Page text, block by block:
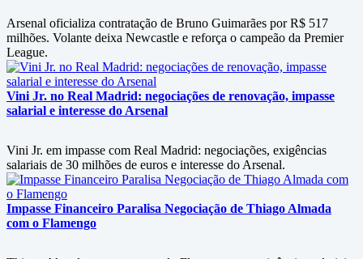
Arsenal oficializa contratação de Bruno Guimarães por R$ 517
milhões. Volante deixa Newcastle e reforça o campeão da Premier
League.
Vini Jr. no Real Madrid: negociações de renovação, impasse
salarial e interesse do Arsenal
Vini Jr. em impasse com Real Madrid: negociações, exigências
salariais de 30 milhões de euros e interesse do Arsenal.
Impasse Financeiro Paralisa Negociação de Thiago Almada
com o Flamengo